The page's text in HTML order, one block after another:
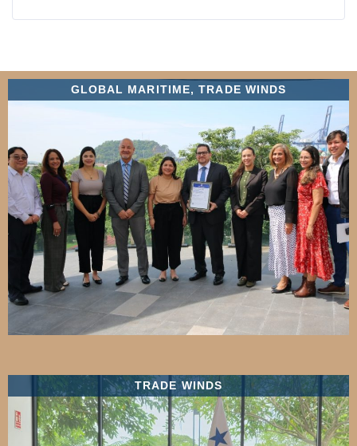
GLOBAL MARITIME,TRADE WINDS
TRADE WINDS